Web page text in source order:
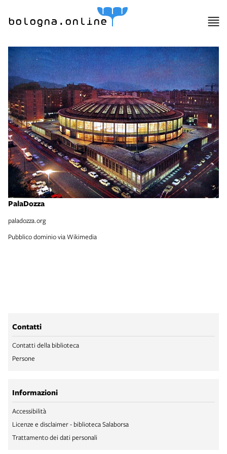
bologna.online
PalaDozza
paladozza.org
Pubblico dominio via Wikimedia
Contatti
Contatti della biblioteca
Persone
Informazioni
Accessibilità
Licenze e disclaimer - biblioteca Salaborsa
Trattamento dei dati personali